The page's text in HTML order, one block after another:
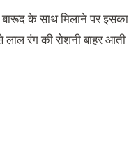
के साथ मिलाने पर इसका
रंग की रोशनी बाहर आती